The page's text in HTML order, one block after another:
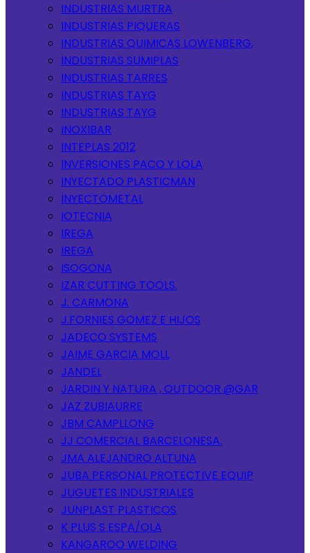
INDUSTRIAS MURTRA
INDUSTRIAS PIQUERAS
INDUSTRIAS QUIMICAS LOWENBERG,
INDUSTRIAS SUMIPLAS
INDUSTRIAS TARRES
INDUSTRIAS TAYG
INDUSTRIAS TAYG
INOXIBAR
INTEPLAS 2012
INVERSIONES PACO Y LOLA
INYECTADO PLASTICMAN
INYECTOMETAL
IOTECNIA
IREGA
IREGA
ISOGONA
IZAR CUTTING TOOLS.
J. CARMONA
J.FORNIES GOMEZ E HIJOS
JADECO SYSTEMS
JAIME GARCIA MOLL
JANDEL
JARDIN Y NATURA , OUTDOOR @GAR
JAZ ZUBIAURRE
JBM CAMPLLONG
JJ COMERCIAL BARCELONESA.
JMA ALEJANDRO ALTUNA
JUBA PERSONAL PROTECTIVE EQUIP
JUGUETES INDUSTRIALES
JUNPLAST PLASTICOS
K PLUS S ESPA/OLA
KANGAROO WELDING